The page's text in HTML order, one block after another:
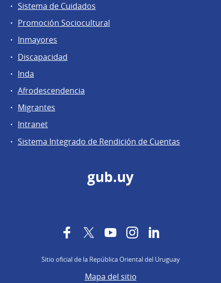
Sistema de Cuidados
Promoción Sociocultural
Inmayores
Discapacidad
Inda
Afrodescendencia
Migrantes
Intranet
Sistema Integrado de Rendición de Cuentas
gub.uy
FacebookTwitterYouTubeInstagram
Sitio oficial de la República Oriental del Uruguay
Mapa del sitio